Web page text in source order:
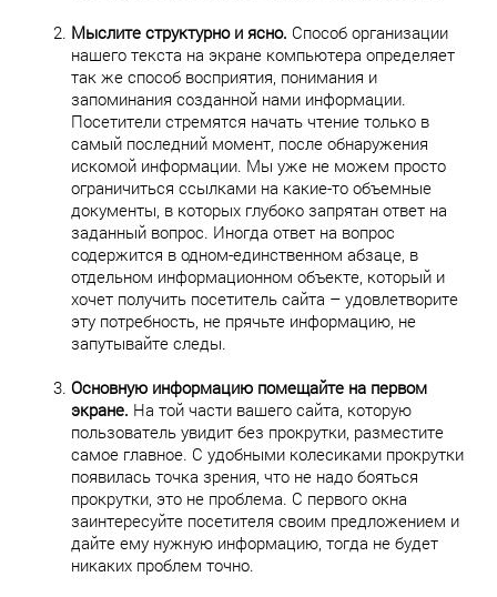
Мыслите структурно и ясно. Способ организации
нашего текста на экране компьютера определяет
так же способ восприятия, понимания и
запоминания созданной нами информации.
Посетители стремятся начать чтение только в
самый последний момент, после обнаружения
искомой информации. Мы уже не можем просто
ограничиться ссылками на какие-то объемные
документы, в которых глубоко запрятан ответ на
заданный вопрос. Иногда ответ на вопрос
содержится в одном-единственном абзаце, в
отдельном информационном объекте, который и
хочет получить посетитель сайта – удовлетворите
эту потребность, не прячьте информацию, не
запутывайте следы.
Основную информацию помещайте на первом
экране. На той части вашего сайта, которую
пользователь увидит без прокрутки, разместите
самое главное. С удобными колесиками прокрутки
появилась точка зрения, что не надо бояться
прокрутки, это не проблема. С первого окна
заинтересуйте посетителя своим предложением и
дайте ему нужную информацию, тогда не будет
никаких проблем точно.